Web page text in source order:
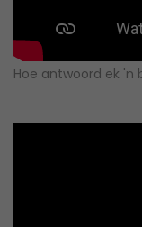
Hoe antwoord ek 'n